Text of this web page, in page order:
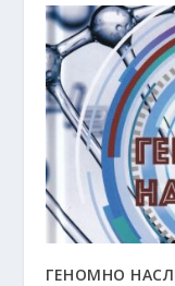
ГЕНОМНО